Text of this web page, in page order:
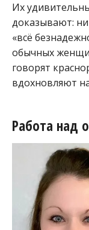
Их
доказывают:
«всё
обычных
говорят
вдохновляют
Работа над